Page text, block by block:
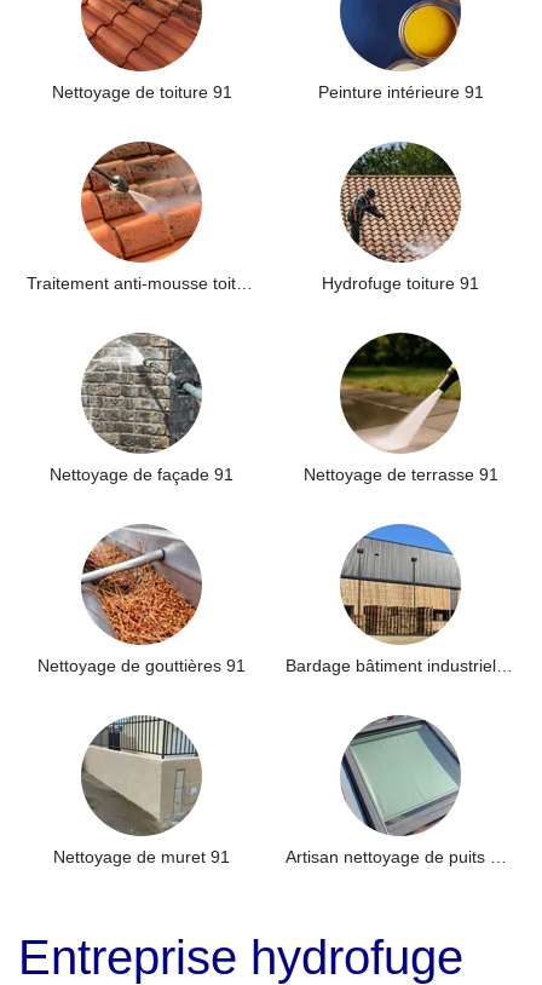
Nettoyage de toiture 91 Peinture intérieure 91
Hydrofuge toiture 91
Nettoyage de façade 91 Nettoyage de terrasse 91
Nettoyage de gouttières 91
Nettoyage de muret 91
Entreprise hydrofuge